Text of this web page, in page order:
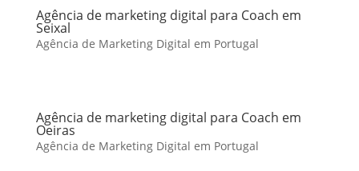
Agência de marketing digital para Coach em
Seixal
Agência de Marketing Digital em Portugal
Agência de marketing digital para Coach em
Oeiras
Agência de Marketing Digital em Portugal